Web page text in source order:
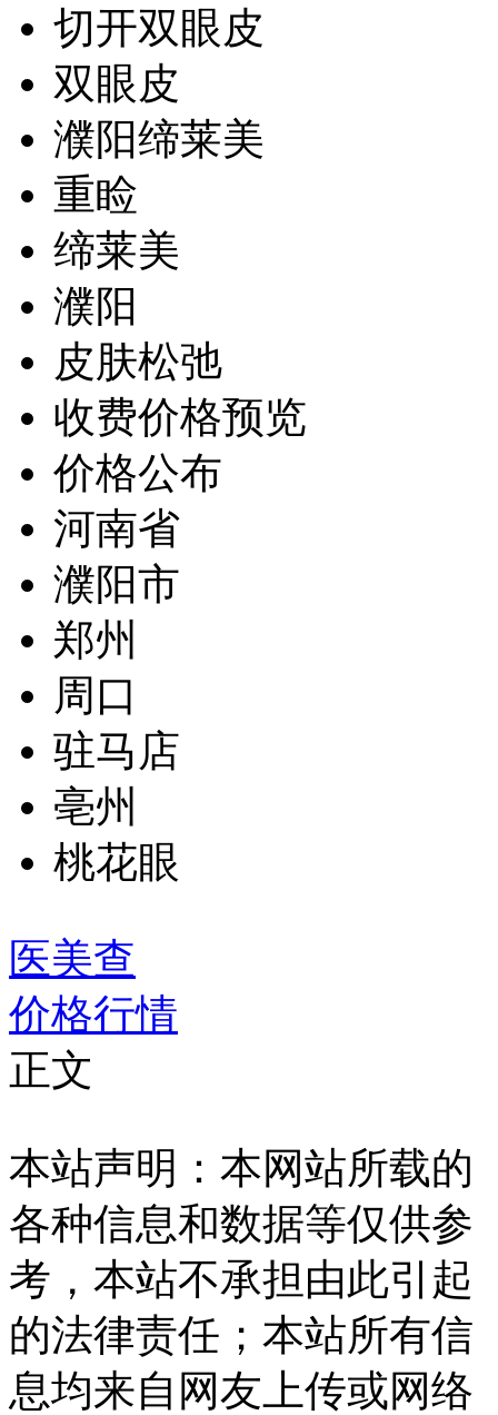
切开双眼皮
双眼皮
濮阳缔莱美
重睑
缔莱美
濮阳
皮肤松弛
收费价格预览
价格公布
河南省
濮阳市
郑州
周口
驻马店
亳州
桃花眼
医美查
价格行情
正文
本站声明：本网站所载的
各种信息和数据等仅供参
考，本站不承担由此引起
的法律责任；本站所有信
息均来自网友上传或网络